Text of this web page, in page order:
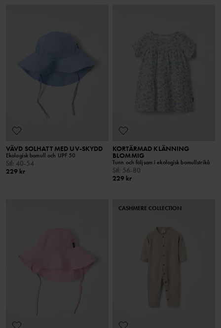
VÄVD SOLHATT MED UV-SKYDD
Ekologisk bomull och UPF 50
Stl: 40-54
229 kr
KORTÄRMAD KLÄNNING
BLOMMIG
Tunn och följsam i ekologisk bomullstrikå
Stl: 56-80
229 kr
CASHMERE COLLECTION